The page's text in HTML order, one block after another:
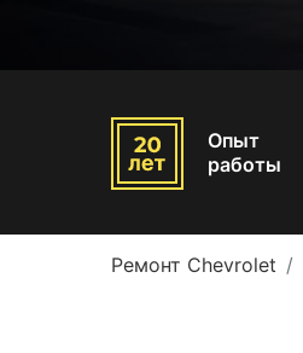
Опыт
работы
Ремонт Chevrolet